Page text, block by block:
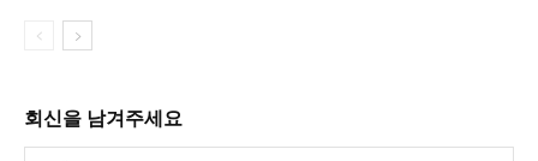
회신을 남겨주세요